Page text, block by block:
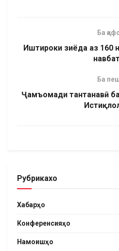
Ба
Иштироки зиёда аз 160
Ба
Ҷамъомади тантанавӣ
Рубрикахо
Хабарҳо
Конференсияҳо
Намоишҳо